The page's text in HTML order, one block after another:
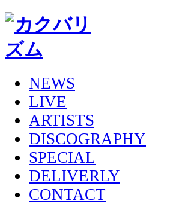
NEWS
LIVE
ARTISTS
DISCOGRAPHY
SPECIAL
DELIVERLY
CONTACT